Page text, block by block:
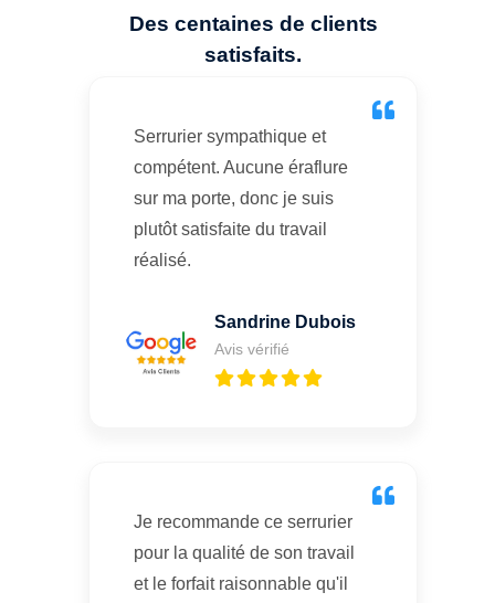
Des centaines de clients
satisfaits.
Serrurier sympathique et
compétent. Aucune éraflure
sur ma porte, donc je suis
plutôt satisfaite du travail
réalisé.
Sandrine Dubois
Avis vérifié
Je recommande ce serrurier
pour la qualité de son travail
et le forfait raisonnable qu'il